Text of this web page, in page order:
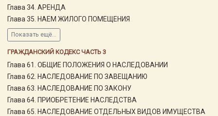
Глава 34. АРЕНДА
Глава 35. НАЕМ ЖИЛОГО ПОМЕЩЕНИЯ
Показать ещё...
ГРАЖДАНСКИЙ КОДЕКС ЧАСТЬ 3
Глава 61. ОБЩИЕ ПОЛОЖЕНИЯ О НАСЛЕДОВАНИИ
Глава 62. НАСЛЕДОВАНИЕ ПО ЗАВЕЩАНИЮ
Глава 63. НАСЛЕДОВАНИЕ ПО ЗАКОНУ
Глава 64. ПРИОБРЕТЕНИЕ НАСЛЕДСТВА
Глава 65. НАСЛЕДОВАНИЕ ОТДЕЛЬНЫХ ВИДОВ ИМУЩЕСТВА